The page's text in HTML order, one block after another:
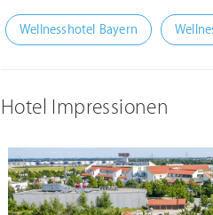
Wellnesshotel Bayern
Hotel Impressionen